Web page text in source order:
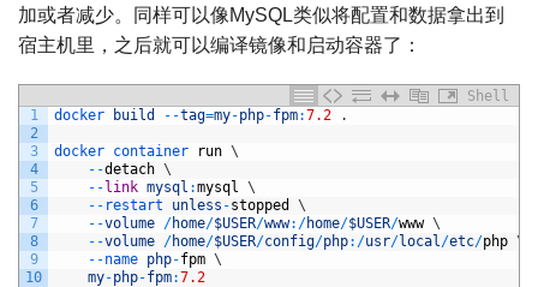
加或者减少。同样可以像MySQL类似将配置和数据拿出到
宿主机里，之后就可以编译镜像和启动容器了：
Shell
1
2
3
4
5
6
7
8
9
10
docker build --tag=my-php-fpm:7.2 .
docker container run \
--detach \
--link mysql :mysql
\
-- restart unless -stopped
\
--volume /home/$USER/www: /home/$USER/www \
--volume /home/$USER/config/php: /usr/local /etc/php \
--name php-fpm \
my-php-fpm:7.2